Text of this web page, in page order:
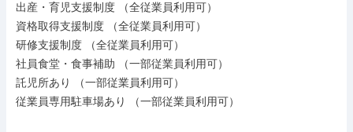
出産・育児支援制度 （全従業員利用可）
資格取得支援制度 （全従業員利用可）
研修支援制度 （全従業員利用可）
社員食堂・食事補助 （一部従業員利用可）
託児所あり （一部従業員利用可）
従業員専用駐車場あり （一部従業員利用可）